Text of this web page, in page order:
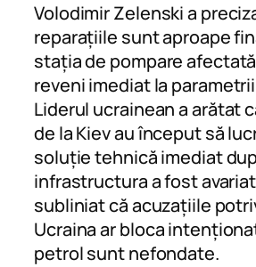
Volodimir Zelenski a
reparațiile sunt aproape
stația de pompare
reveni imediat la
Liderul ucrainean a arătat
de la Kiev au început să
soluție tehnică imediat
infrastructura a fost
subliniat că acuzațiile
Ucraina ar bloca
petrol sunt nefondate.